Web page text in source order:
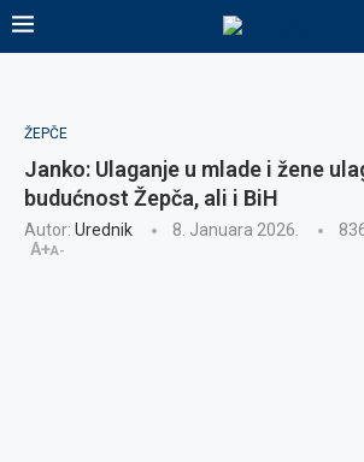
ŽEPČE
Janko: Ulaganje u mlade i žene
budućnost Žepča, ali i BiH
Autor: Urednik 8. Januara 2026.
A+A-